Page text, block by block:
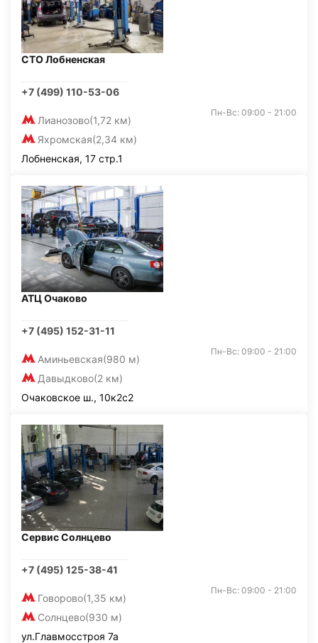
СТО Лобненская
+7 (499) 110-53-06
Лианозово(1,72 км)
Яхромская(2,34 км)
Пн-Вс: 09:00 - 21:00
Лобненская, 17 стр.1
АТЦ Очаково
+7 (495) 152-31-11
Аминьевская(980 м)
Давыдково(2 км)
Пн-Вс: 09:00 - 21:00
Очаковское ш., 10к2с2
Сервис Солнцево
+7 (495) 125-38-41
Говорово(1,35 км)
Солнцево(930 м)
Пн-Вс: 09:00 - 21:00
ул.Главмосстроя 7а